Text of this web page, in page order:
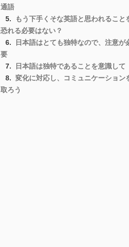
通語
もう下手くそな英語と思われること
恐れる必要はない？
日本語はとても独特なので、注意が
要
日本語は独特であることを意識して
変化に対応し、コミュニケーション
取ろう